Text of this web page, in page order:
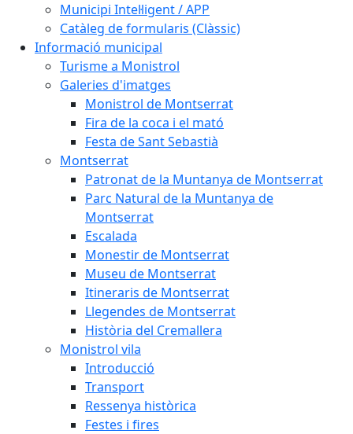
Municipi Intel·ligent / APP
Catàleg de formularis (Clàssic)
Informació municipal
Turisme a Monistrol
Galeries d'imatges
Monistrol de Montserrat
Fira de la coca i el mató
Festa de Sant Sebastià
Montserrat
Patronat de la Muntanya de Montserrat
Parc Natural de la Muntanya de
Montserrat
Escalada
Monestir de Montserrat
Museu de Montserrat
Itineraris de Montserrat
Llegendes de Montserrat
Història del Cremallera
Monistrol vila
Introducció
Transport
Ressenya històrica
Festes i fires